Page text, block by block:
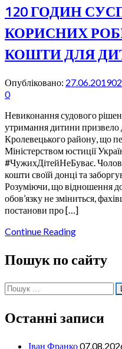
120 ГОДИН
КОРИСНИХ
КОШТИ ДЛЯ
Опубліковано: 27.06.2019
0
Невиконання судового
утримання дитини призвело
Кролевецького району, що
Міністерством юстиції
#ЧужихДітейНеБуває.
кошти своїй донці та
Розуміючи, що відношення
обов’язку не зміниться,
постанови про […]
Continue Reading
Пошук по сайту
Пошук:
Останні записи
Іван Франко